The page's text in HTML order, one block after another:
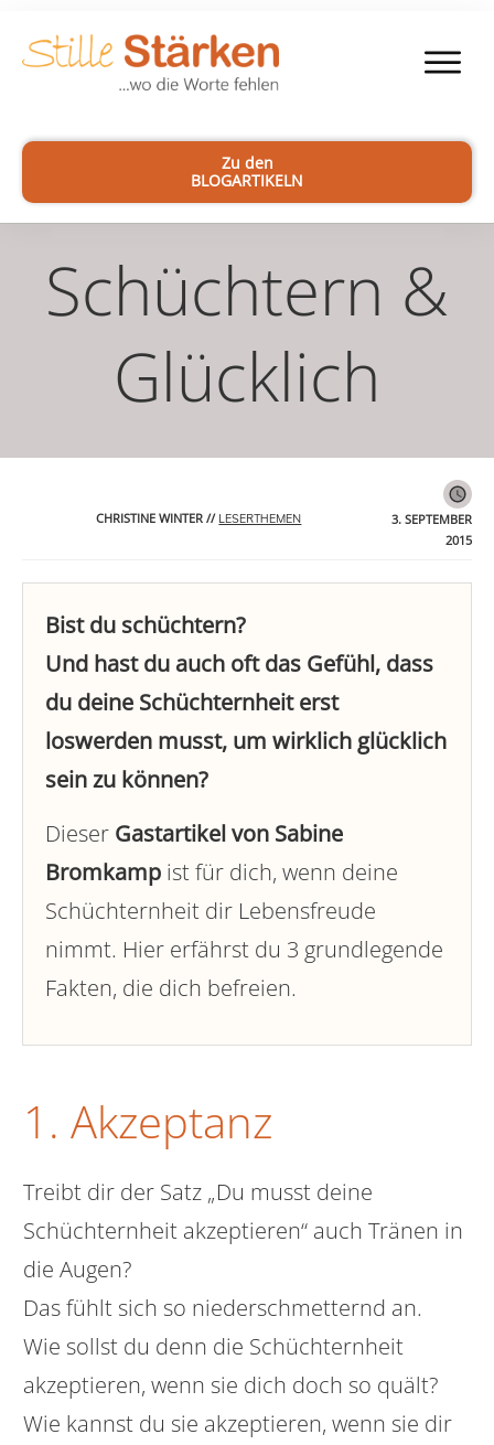
Zu den
BLOGARTIKELN
Schüchtern &
Glücklich
CHRISTINE WINTER // LESERTHEMEN
3. SEPTEMBER
2015
Bist du schüchtern?
Und hast du auch oft das Gefühl, dass
du deine Schüchternheit erst
loswerden musst, um wirklich glücklich
sein zu können?
Dieser Gastartikel von Sabine
Bromkamp ist für dich, wenn deine
Schüchternheit dir Lebensfreude
nimmt. Hier erfährst du 3 grundlegende
Fakten, die dich befreien.
1. Akzeptanz
Treibt dir der Satz „Du musst deine
Schüchternheit akzeptieren“ auch Tränen in
die Augen?
Das fühlt sich so niederschmetternd an.
Wie sollst du denn die Schüchternheit
akzeptieren, wenn sie dich doch so quält?
Wie kannst du sie akzeptieren, wenn sie dir